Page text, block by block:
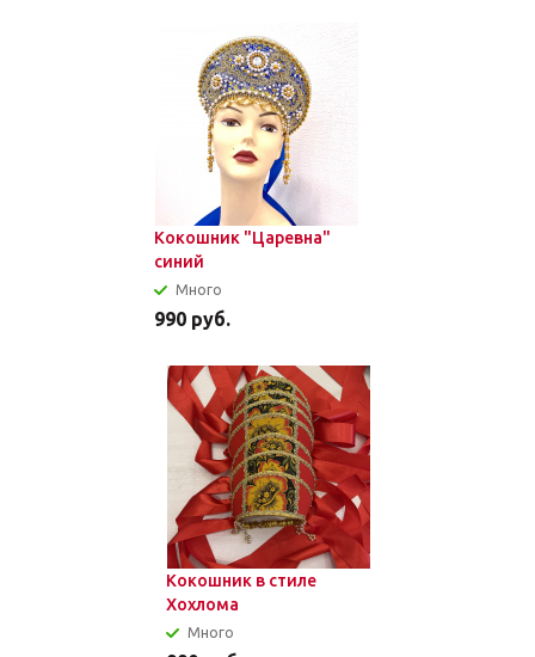
Кокошник "Царевна"
синий
Много
990 руб.
Кокошник в стиле
Хохлома
Много